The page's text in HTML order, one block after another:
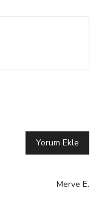
Yorum Ekle
Merve E.